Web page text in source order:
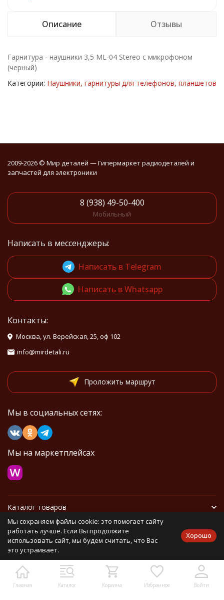
Описание Отзывы
Гарнитура - наушники 3,5 ML-04 Stereo с микрофоном
(черный)
Категории: Наушники, гарнитуры для телефонов, планшетов
Главная Каталог Корзина Избранное Войти
2009-2026 © Мир деталей — Гипермаркет радиодеталей и
запчастей для электроники
8 (938) 49-50-400
Мобильный
Написать в мессенджеры:
Написать в Telegram
Написать в Whatsapp
Контакты:
Москва, ул. Верейская, 25, оф 102
info@mirdetali.ru
Проложить маршрут
Мы в социальных сетях:
Мы на маркетплейсах
Каталог товаров
Информация
Политика персональных данных Карта сайта
Мы сохраняем файлы cookie: это помогает сайту
работать лучше. Если Вы продолжите
использовать сайт, мы будем считать, что Вас
это устраивает.
Хорошо